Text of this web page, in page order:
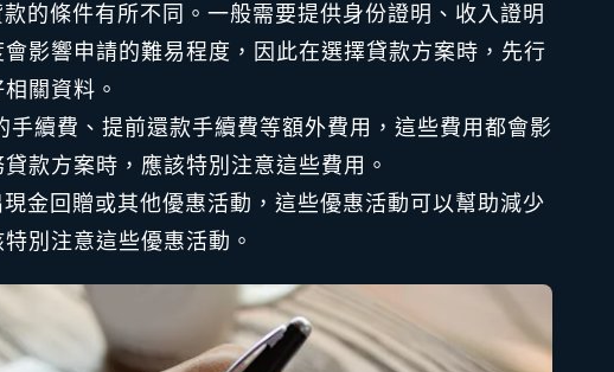
的條件有所不同。一般需要提供身份證明、收入證明
影響申請的難易程度，因此在選擇貸款方案時，先行
關資料。
手續費、提前還款手續費等額外費用，這些費用都會影
款方案時，應該特別注意這些費用。
現金回贈或其他優惠活動，這些優惠活動可以幫助減少
別注意這些優惠活動。